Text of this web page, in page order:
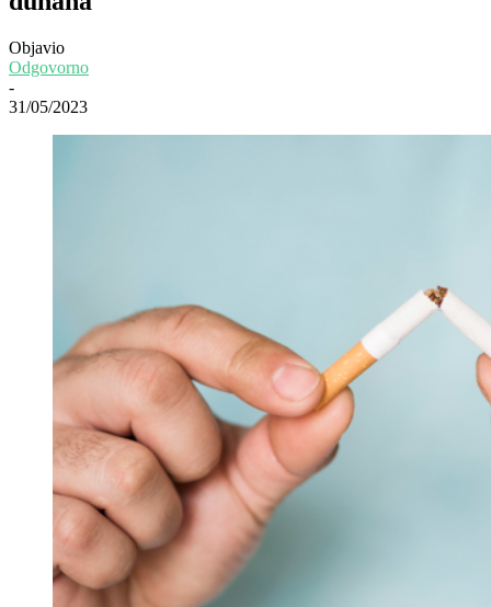
Objavio
Odgovorno
-
31/05/2023